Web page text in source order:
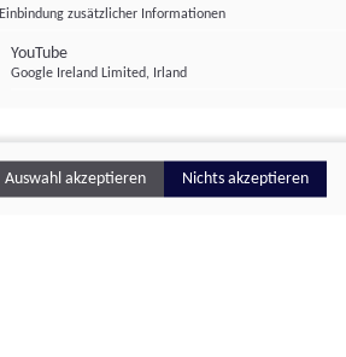
Einbindung zusätzlicher Informationen
YouTube
Google Ireland Limited, Irland
Auswahl akzeptieren Nichts akzeptieren